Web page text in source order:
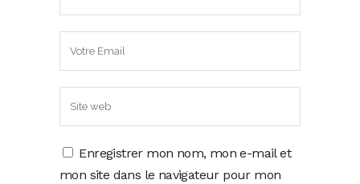
Enregistrer mon nom, mon e-mail et
mon site dans le navigateur pour mon